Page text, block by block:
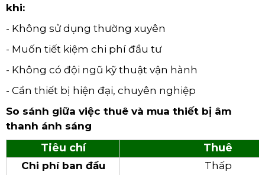
khi:
- Không sử dụng thường xuyên
- Muốn tiết kiệm chi phí đầu tư
- Không có đội ngũ kỹ thuật vận hành
- Cần thiết bị hiện đại, chuyên nghiệp
So sánh giữa việc thuê và mua thiết bị âm
thanh ánh sáng
Tiêu chí Thuê
Chi phí ban đầu
Thấp